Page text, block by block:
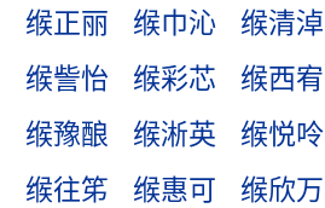
缑正丽
缑巾沁 缑清淖
缑訾怡
缑彩芯 缑西宥
缑豫酿
缑淅英 缑悦呤
缑往笫
缑惠可 缑欣万